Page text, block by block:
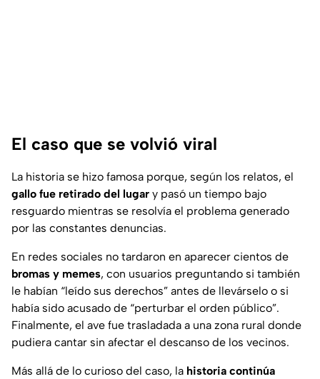
El caso que se volvió viral
La historia se hizo famosa porque, según los relatos, el
gallo fue retirado del lugar y pasó un tiempo bajo
resguardo mientras se resolvía el problema generado
por las constantes denuncias.
En redes sociales no tardaron en aparecer cientos de
bromas y memes, con usuarios preguntando si también
le habían “leído sus derechos” antes de llevárselo o si
había sido acusado de “perturbar el orden público”.
Finalmente, el ave fue trasladada a una zona rural donde
pudiera cantar sin afectar el descanso de los vecinos.
Más allá de lo curioso del caso, la historia continúa